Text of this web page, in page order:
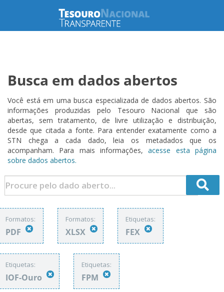
Busca em dados abertos
Você está em uma busca especializada de dados abertos. São
informações produzidas pelo Tesouro Nacional que são
abertas, sem tratamento, de livre utilização e distribuição,
desde que citada a fonte. Para entender exatamente como a
STN chega a cada dado, leia os metadados que os
acompanham. Para mais informações,acesse esta página
sobre dados abertos.
Formatos:
PDF
Formatos:
XLSX
Etiquetas:
FEX
Etiquetas:
IOF-Ouro
Etiquetas:
FPM